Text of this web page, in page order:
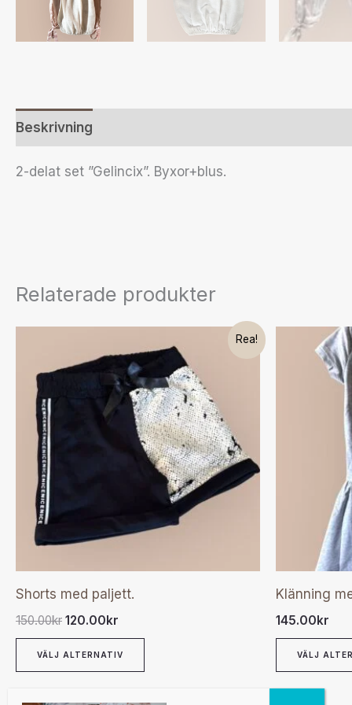
Beskrivning
2-delat set ”Gelincix”. Byxor+blus.
Relaterade produkter
Rea!
Shorts med paljett.
150.00kr
ursprungliga
priset
150.00kr.
120.00 kr
nuvarande
priset
är:
120.00kr.
VÄLJ ALTERNATIV
produkten
har
flera
varianter.
olika
alternativen
Klänning
145.00 kr
VÄLJ